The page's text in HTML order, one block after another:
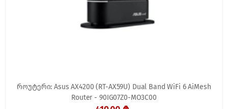
როუტერი: Asus AX4200 (RT-AX59U) Dual Band WiFi 6 AiMesh
Router - 90IG07Z0-MO3C00